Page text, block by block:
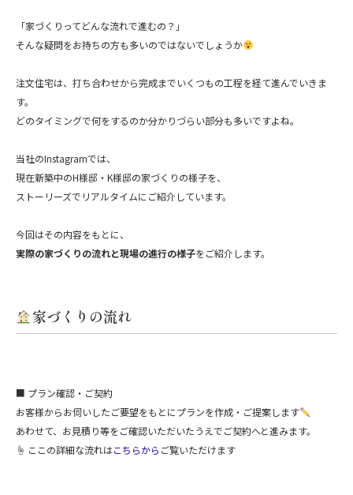
「家づくりってどんな流れで進むの？」
そんな疑問をお持ちの方も多いのではないでしょうか
注文住宅は、打ち合わせから完成までいくつもの工程を経て進んでいきま
す。
どのタイミングで何をするのか分かりづらい部分も多いですよね。
当社のInstagramでは、
現在新築中のH様邸・K様邸の家づくりの様子を、
ストーリーズでリアルタイムにご紹介しています。
今回はその内容をもとに、
実際の家づくりの流れと現場の進行の様子をご紹介します。
家づくりの流れ
■ プラン確認・ご契約
お客様からお伺いしたご要望をもとにプランを作成・ご提案します
あわせて、お見積り等をご確認いただいたうえでご契約へと進みます。
☝ ここの詳細な流れはこちらから ご覧いただけます